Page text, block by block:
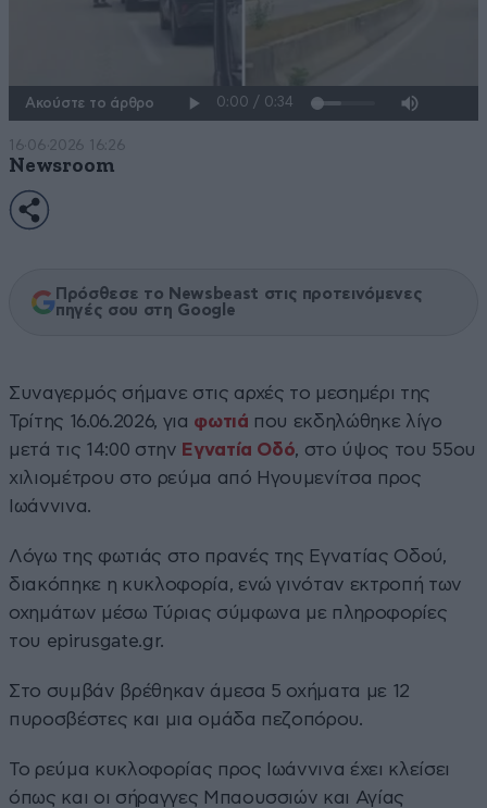
Ακούστε το άρθρο
16·06·2026 16:26
Newsroom
Πρόσθεσε το Newsbeast στις προτεινόμενες
πηγές σου στη Google
Συναγερμός σήμανε στις αρχές το μεσημέρι της
Τρίτης 16.06.2026, για φωτιά που εκδηλώθηκε λίγο
μετά τις 14:00 στην Εγνατία Οδό, στο ύψος του 55ου
χιλιομέτρου στο ρεύμα από Ηγουμενίτσα προς
Ιωάννινα.
Λόγω της φωτιάς στο πρανές της Εγνατίας Οδού,
διακόπηκε η κυκλοφορία, ενώ γινόταν εκτροπή των
οχημάτων μέσω Τύριας σύμφωνα με πληροφορίες
του epirusgate.gr.
Στο συμβάν βρέθηκαν άμεσα 5 οχήματα με 12
πυροσβέστες και μια ομάδα πεζοπόρου.
Το ρεύμα κυκλοφορίας προς Ιωάννινα έχει κλείσει
όπως και οι σήραγγες Μπαουσσιών και Αγίας